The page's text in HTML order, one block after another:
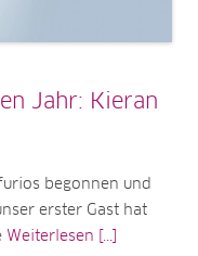
Jahr: Kieran
begonnen und
erster Gast hat
Weiterlesen [...]